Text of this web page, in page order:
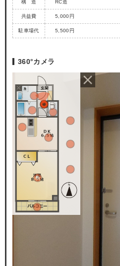
構 造 RC造
共益費 5,000円
駐車場代 5,500円
360°カメラ